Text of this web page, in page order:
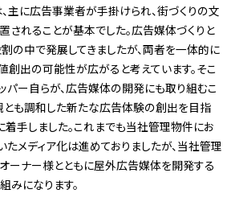
主に広告事業者が手掛けられ、街づくりの文
されることが基本でした。広告媒体づくりと
の中で発展してきましたが、両者を一体的に
創出の可能性が広がると考えています。そこ
パー自らが、広告媒体の開発にも取り組むこ
とも調和した新たな広告体験の創出を目指
手しました。これまでも当社管理物件にお
メディア化は進めておりましたが、当社管理
ーナー様とともに屋外広告媒体を開発する
みになります。